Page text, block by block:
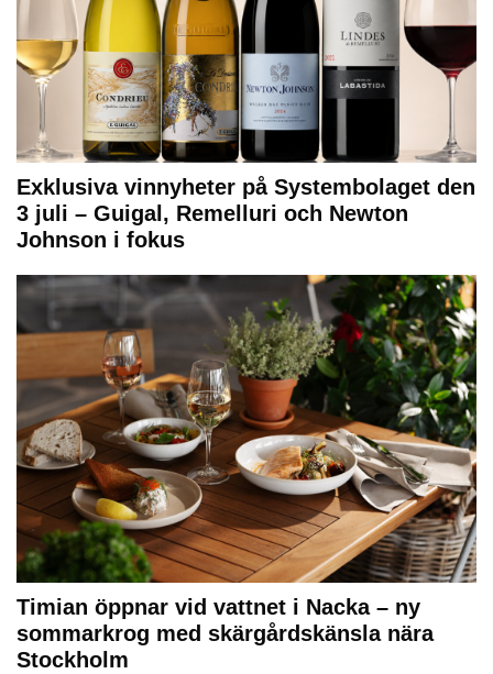
Exklusiva vinnyheter på Systembolaget den
3 juli – Guigal, Remelluri och Newton
Johnson i fokus
Timian öppnar vid vattnet i Nacka – ny
sommarkrog med skärgårdskänsla nära
Stockholm